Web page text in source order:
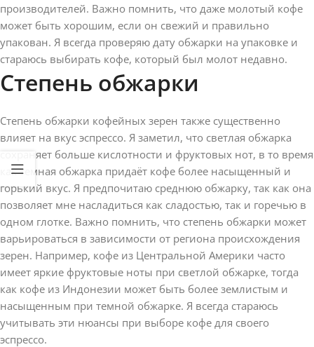
производителей. Важно помнить, что даже молотый кофе
может быть хорошим, если он свежий и правильно
упакован. Я всегда проверяю дату обжарки на упаковке и
стараюсь выбирать кофе, который был молот недавно.
Степень обжарки
Степень обжарки кофейных зерен также существенно
влияет на вкус эспрессо. Я заметил, что светлая обжарка
сохраняет больше кислотности и фруктовых нот, в то время
как темная обжарка придаёт кофе более насыщенный и
горький вкус. Я предпочитаю среднюю обжарку, так как она
позволяет мне насладиться как сладостью, так и горечью в
одном глотке. Важно помнить, что степень обжарки может
варьироваться в зависимости от региона происхождения
зерен. Например, кофе из Центральной Америки часто
имеет яркие фруктовые ноты при светлой обжарке, тогда
как кофе из Индонезии может быть более землистым и
насыщенным при темной обжарке. Я всегда стараюсь
учитывать эти нюансы при выборе кофе для своего
эспрессо.